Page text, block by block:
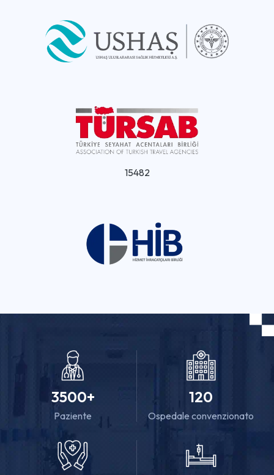
15482
3500+
Paziente
120
Ospedale convenzionato